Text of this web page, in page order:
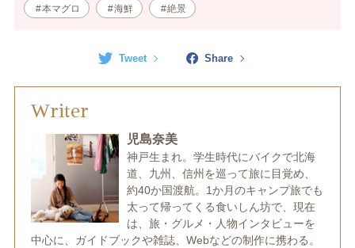
本マグロ 海鮮 絶景
Tweet Share
Writer
児島奈美
神戸生まれ。学生時代にバイクで北海
道、九州、信州を巡って旅に目覚め、
約40か国渡航。1か月のキャンプ旅でも
太って帰ってくる食いしん坊で、現在
は、旅・グルメ・人物インタビューを
中心に、ガイドブックや雑誌、Webなどの制作に携わる。